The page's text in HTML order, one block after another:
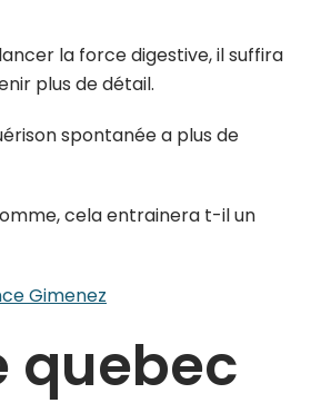
la force digestive, il suffira
plus de détail.
spontanée a plus de
cela entrainera t-il un
Gimenez
quebec